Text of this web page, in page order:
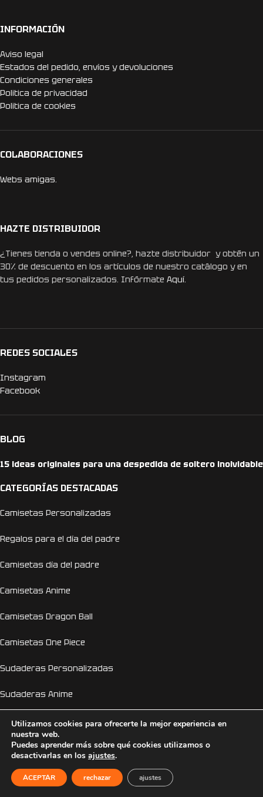
INFORMACIÓN
Aviso legal
Estados del pedido, envíos y devoluciones
Condiciones generales
Politica de privacidad
Politica de cookies
COLABORACIONES
Webs amigas.
HAZTE DISTRIBUIDOR
¿Tienes tienda o vendes online?, hazte distribuidor y obtén un
30% de descuento en los artículos de nuestro catálogo y en
tus pedidos personalizados. Infórmate Aquí.
REDES SOCIALES
Instagram
Facebook
BLOG
15 ideas originales para una despedida de soltero inolvidable
CATEGORÍAS DESTACADAS
Camisetas Personalizadas
Regalos para el día del padre
Camisetas día del padre
Camisetas Anime
Camisetas Dragon Ball
Camisetas One Piece
Sudaderas Personalizadas
Sudaderas Anime
Sudaderas Pokemon
Sudaderas Naruto
Personalizador Online
Utilizamos cookies para ofrecerte la mejor experiencia en
nuestra web.
Puedes aprender más sobre qué cookies utilizamos o
desactivarlas en los ajustes.
ACEPTAR rechazar ajustes